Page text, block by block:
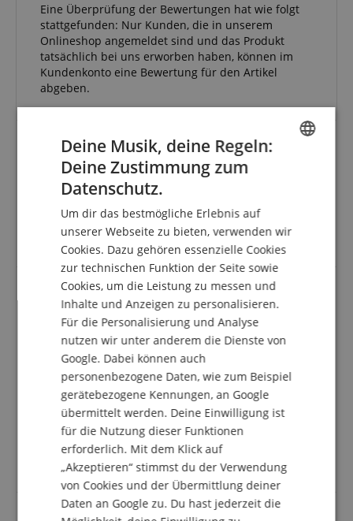
Eine Überprüfung der Bewertungen hat wie folgt
stattgefunden: Nur Kunden, die in unserem
Onlineshop angemeldet sind und das Produkt
tatsächlich bei uns erworben haben, können im
Kundenkonto eine Bewertung für den Artikel
abgeben.
Sehr gutes Produkt
Bewertung vonPeter vom 11.07.2026
Sehr gutes Produkt zu einem guten Preis. Versand
erfolgte leider erst 2 Tage nach Bestellung.
Solide Steckdosenleiste zu attraktivem Preis
Bewertung von Axel
vom 19.01.2026
Relativ schwerer Brocken mit guter Verarbeitung.
Leiste kam gut verpackt mit schneller Lieferung. Wenn
man für seine HiFi- Komponenten bereits relativ viel
Geld ausgegeben hat, ist eine Steckdosenleiste mit
Netzfiltern gut investiertes Geld, um es klanglich nicht
an Netzstörungen, die billige Baumarkt-Steckdosen
nicht filtern, scheitern zu lassen.
FRENCH
SPANISH
Deine Musik, deine Regeln:
Deine Zustimmung zum
Datenschutz.
Um dir das bestmögliche Erlebnis auf
unserer Webseite zu bieten, verwenden wir
Cookies. Dazu gehören essenzielle Cookies
zur technischen Funktion der Seite sowie
Cookies, um die Leistung zu messen und
Inhalte und Anzeigen zu personalisieren.
Für die Personalisierung und Analyse
nutzen wir unter anderem die Dienste von
Google. Dabei können auch
personenbezogene Daten, wie zum Beispiel
gerätebezogene Kennungen, an Google
übermittelt werden. Deine Einwilligung ist
für die Nutzung dieser Funktionen
erforderlich. Mit dem Klick auf
„Akzeptieren“ stimmst du der Verwendung
von Cookies und der Übermittlung deiner
Daten an Google zu. Du hast jederzeit die